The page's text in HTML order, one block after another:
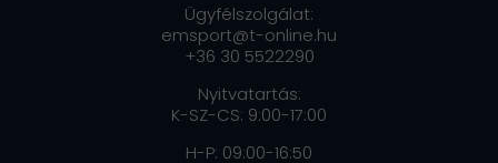
Ügyfélszolgálat:
emsport@t-online.hu
+36 30 5522290
Nyitvatartás:
K-SZ-CS: 9:00-17:00
H-P: 09:00-16:50